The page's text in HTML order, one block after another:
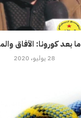
ما بعد كورونا: الآفاق
28 يوليو، 2020